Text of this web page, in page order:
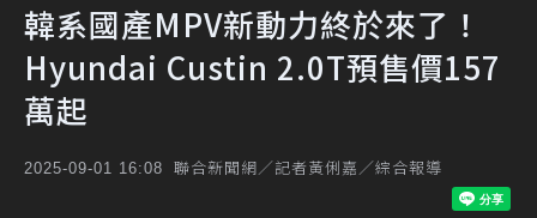
韓系國產MPV新動力終於來了！
Hyundai Custin 2.0T預售價157
萬起
2025-09-01 16:08 聯合新聞網／記者黃俐嘉／綜合報導